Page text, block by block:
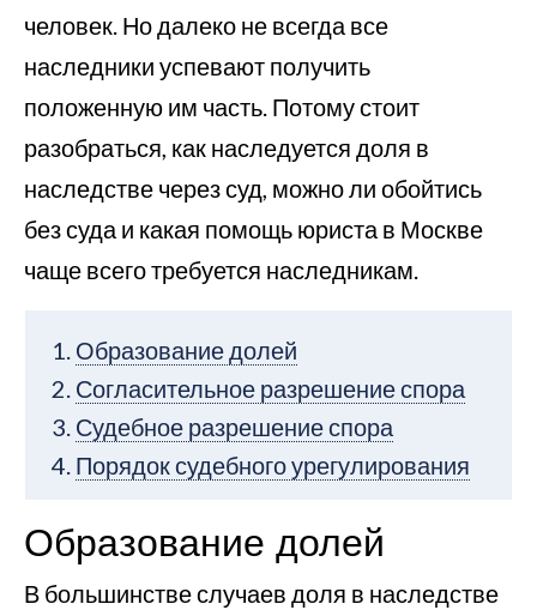
человек. Но далеко не всегда все
наследники успевают получить
положенную им часть. Потому стоит
разобраться, как наследуется доля в
наследстве через суд, можно ли обойтись
без суда и какая помощь юриста в Москве
чаще всего требуется наследникам.
Образование долей
Согласительное разрешение спора
Судебное разрешение спора
Порядок судебного урегулирования
Образование долей
В большинстве случаев доля в наследстве